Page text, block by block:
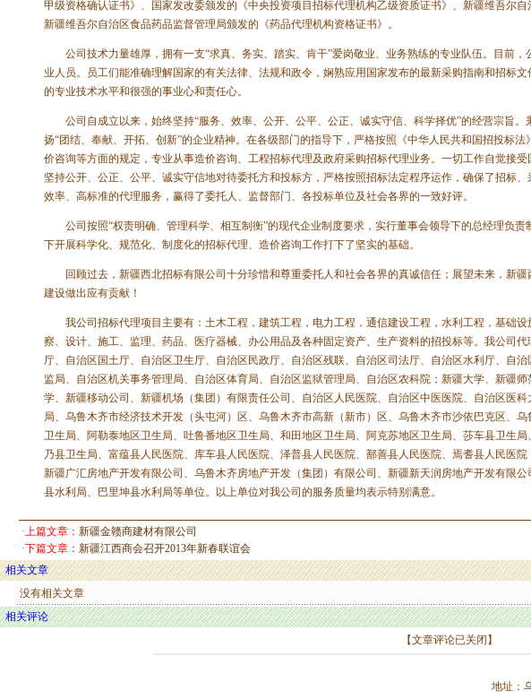
甲级资格确认证书》、国家发改委颁发的《中央投资项目招标代理机构乙级资质证书》、新疆维吾尔
新疆维吾尔自治区食品药品监督管理局颁发的《药品代理机构资格证书》。
公司技术力量雄厚，拥有一支“求真、务实、踏实、肯干”爱岗敬业、业务熟练的专业队伍。目前，
业人员。员工们能准确理解国家的有关法律、法规和政令，娴熟应用国家发布的最新采购指南和招标
的专业技术水平和很强的事业心和责任心。
公司自成立以来，始终坚持“服务、效率、公开、公平、公正、诚实守信、科学择优”的经营宗旨。
扬“团结、奉献、开拓、创新”的企业精神。在各级部门的指导下，严格按照《中华人民共和国招投标
价咨询等方面的规定，专业从事造价咨询、工程招标代理及政府采购招标代理业务。一切工作自觉接
坚持公开、公正、公平、诚实守信地对待委托方和投标方，严格按照招标法定程序运作，确保了招标
效率、高标准的代理服务，赢得了委托人、监督部门、各投标单位及社会各界的一致好评。
公司按照“权责明确、管理科学、相互制衡”的现代企业制度要求，实行董事会领导下的总经理负责
下开展科学化、规范化、制度化的招标代理、造价咨询工作打下了坚实的基础。
回顾过去，新疆西北招标有限公司十分珍惜和尊重委托人和社会各界的真诚信任；展望未来，新疆
建设做出应有贡献！
我公司招标代理项目主要有：土木工程，建筑工程，电力工程，通信建设工程，水利工程，基础设
察、设计、施工、监理、药品、医疗器械、办公用品及各种固定资产、生产资料的招投标等。我公司
厅、自治区国土厅、自治区卫生厅、自治区民政厅、自治区残联、自治区司法厅、自治区水利厅、自
监局、自治区机关事务管理局、自治区体育局、自治区监狱管理局、自治区农科院；新疆大学、新疆
学、新疆移动公司、新疆机场（集团）有限责任公司、自治区人民医院、自治区中医医院、自治区医
局、乌鲁木齐市经济技术开发（头屯河）区、乌鲁木齐市高新（新市）区、乌鲁木齐市沙依巴克区、
卫生局、阿勒泰地区卫生局、吐鲁番地区卫生局、和田地区卫生局、阿克苏地区卫生局、莎车县卫生
乃县卫生局、富蕴县人民医院、库车县人民医院、泽普县人民医院、鄯善县人民医院、焉耆县人民医
新疆广汇房地产开发有限公司、乌鲁木齐房地产开发（集团）有限公司、新疆新天润房地产开发有限
县水利局、巴里坤县水利局等单位。以上单位对我公司的服务质量均表示特别满意。
·上篇文章： 新疆金赣商建材有限公司
·下篇文章： 新疆江西商会召开2013年新春联谊会
相关文章
没有相关文章
相关评论
【文章评论已关闭】
地址：